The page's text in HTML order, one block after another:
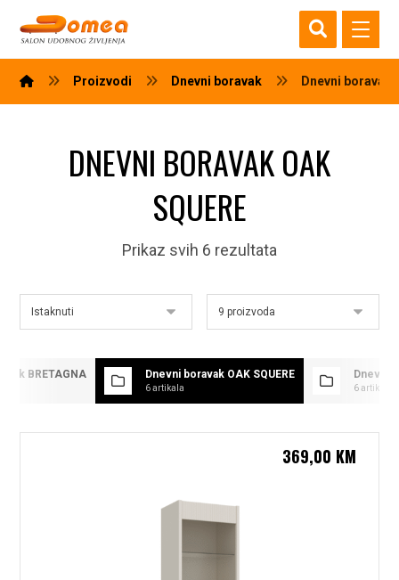
Proizvodi Dnevni boravak Dnevni boravak
DNEVNI BORAVAK OAK
SQUERE
Prikaz svih 6 rezultata
BRETAGNA Dnevni boravak OAK SQUERE
6 artikala
Dnevni
6 artikala
369,00 KM